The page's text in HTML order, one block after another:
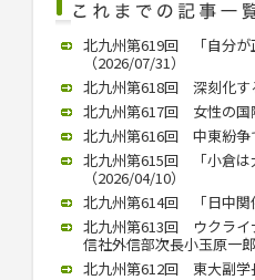
北九州第619回 「自分が
（2026/07/31）
北九州第618回 深刻化す
北九州第617回 女性の国
北九州第616回 中東紛争
北九州第615回 「小倉は
（2026/04/10）
北九州第614回 「日中
北九州第613回 ウクライ
信社外信部次長小玉原一
北九州第612回 東大副学